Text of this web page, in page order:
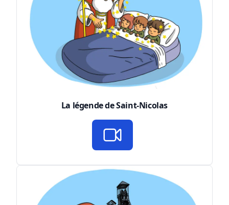
La légende de Saint-Nicolas